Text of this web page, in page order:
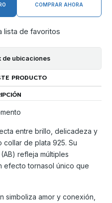
COMPRAR AHORA
lista de favoritos
de ubicaciones
PRODUCTO
entre brillo, delicadeza y
de plata 925. Su
refleja múltiples
efecto tornasol único que
simboliza amor y conexión,